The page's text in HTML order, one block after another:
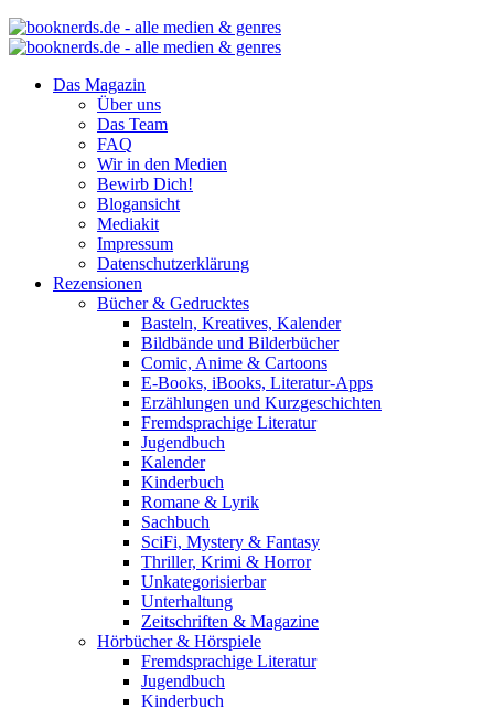
Das Magazin
Über uns
Das Team
FAQ
Wir in den Medien
Bewirb Dich!
Blogansicht
Mediakit
Impressum
Datenschutzerklärung
Rezensionen
Bücher & Gedrucktes
Basteln, Kreatives, Kalender
Bildbände und Bilderbücher
Comic, Anime & Cartoons
E-Books, iBooks, Literatur-Apps
Erzählungen und Kurzgeschichten
Fremdsprachige Literatur
Jugendbuch
Kalender
Kinderbuch
Romane & Lyrik
Sachbuch
SciFi, Mystery & Fantasy
Thriller, Krimi & Horror
Unkategorisierbar
Unterhaltung
Zeitschriften & Magazine
Hörbücher & Hörspiele
Fremdsprachige Literatur
Jugendbuch
Kinderbuch